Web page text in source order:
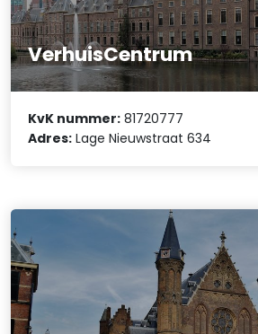
VerhuisCentrum
KvK nummer: 81720777
Adres: Lage Nieuwstraat 634